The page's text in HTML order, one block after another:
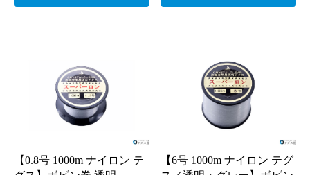
【0.8号 1000m ナイロン テ
【6号 1000m ナイロン テグ